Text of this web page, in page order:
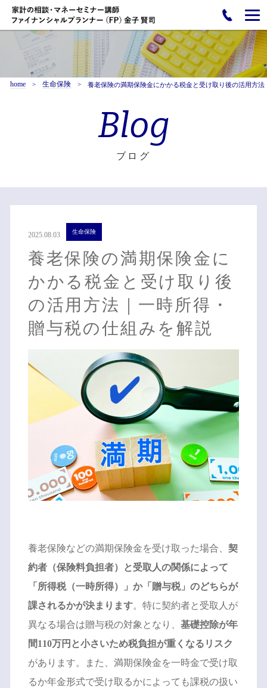
home 生命保険 養老保険の満期保険金にかかる税金と受け取り後の活用方
Blog
ブログ
2025.08.03 生命保険
養老保険の満期保険金に
かかる税金と受け取り後
の活用方法｜一時所得・
贈与税の仕組みを解説
養老保険などの満期保険金を受け取った場合、 契
約者（保険料負担者）と受取人の関係によって
「所得税（一時所得）」か「贈与税」のどちらが
課されるかが決まります。特に契約者と受取人が
異なる場合は贈与税の対象となり、 基礎控除が年
間110万円と小さいため税負担が重くなるリスク
があります。また、満期保険金を一時金で受け取
るか年金形式で受け取るかによっても課税の扱い